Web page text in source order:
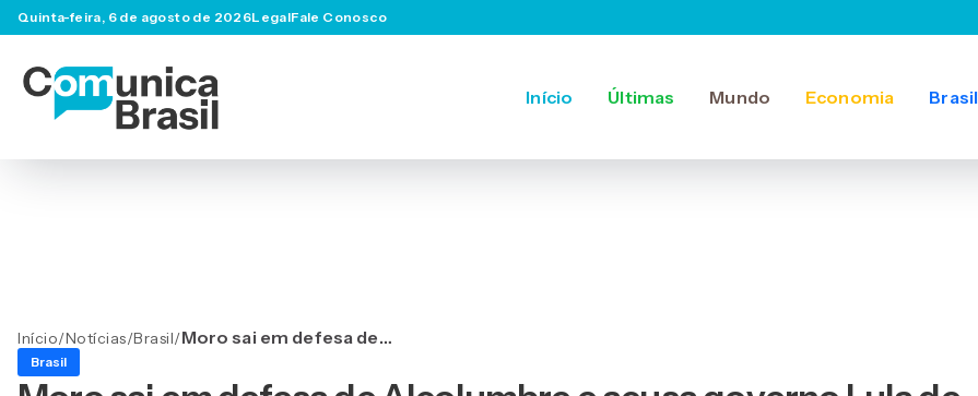
Quinta-feira, 6 de agosto de 2026LegalFale Conosco
Início Últimas Mundo Economia Brasil
Início/Notícias/Brasil/Moro sai em defesa de
governo Lula de tentar
Brasil